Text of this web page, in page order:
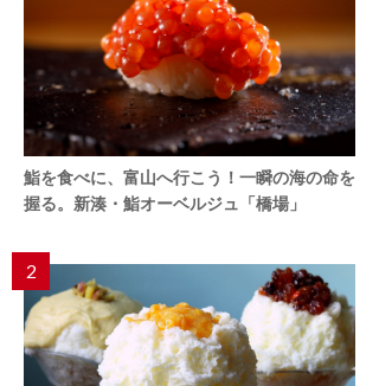
鮨を食べに、富山へ行こう！一瞬の海の命を
握る。新湊・鮨オーベルジュ「橋場」
2